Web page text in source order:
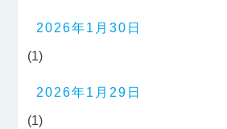
2026年1月30日
(1)
2026年1月29日
(1)